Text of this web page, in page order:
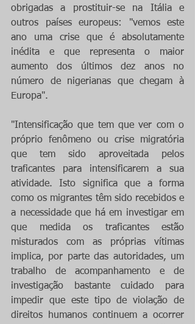
obrigadas a prostituir-se na Itália e
outros países europeus: "vemos este
ano uma crise que é absolutamente
inédita e que representa o maior
aumento dos últimos dez anos no
número de nigerianas que chegam à
Europa".
"Intensificação que tem que ver com o
próprio fenômeno ou crise migratória
que tem sido aproveitada pelos
traficantes para intensificarem a sua
atividade. Isto significa que a forma
como os migrantes têm sido recebidos e
a necessidade que há em investigar em
que medida os traficantes estão
misturados com as próprias vítimas
implica, por parte das autoridades, um
trabalho de acompanhamento e de
investigação bastante cuidado para
impedir que este tipo de violação de
direitos humanos continuem a ocorrer